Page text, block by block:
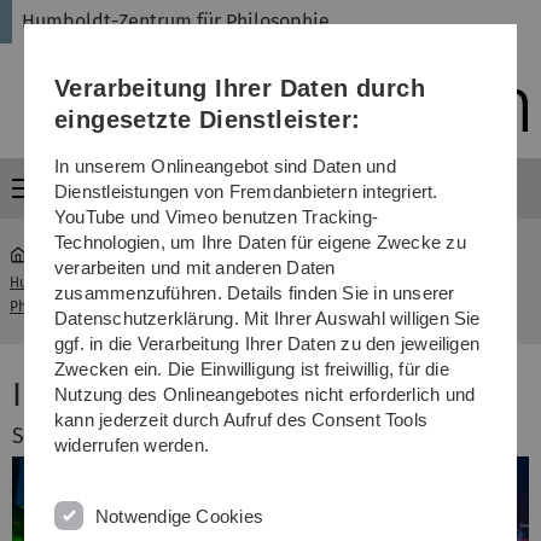
Direkt
Direkt
Direkt
(Sprache,
Drucken,
Media)
Direkt
Direkt
Humboldt-Zentrum für Philosophie
Menü
Humboldt-Zentrum für
Philosophie
...
Interdisziplinäre Ringvorlesung
Sommersemester 2019
Verarbeitung Ihrer Daten durch
eingesetzte Dienstleister:
In unserem Onlineangebot sind Daten und
Dienstleistungen von Fremdanbietern integriert.
YouTube und Vimeo benutzen Tracking-
Technologien, um Ihre Daten für eigene Zwecke zu
verarbeiten und mit anderen Daten
zusammenzuführen. Details finden Sie in unserer
Datenschutzerklärung. Mit Ihrer Auswahl willigen Sie
ggf. in die Verarbeitung Ihrer Daten zu den jeweiligen
Zwecken ein. Die Einwilligung ist freiwillig, für die
Nutzung des Onlineangebotes nicht erforderlich und
kann jederzeit durch Aufruf des Consent Tools
widerrufen werden.
Notwendige Cookies